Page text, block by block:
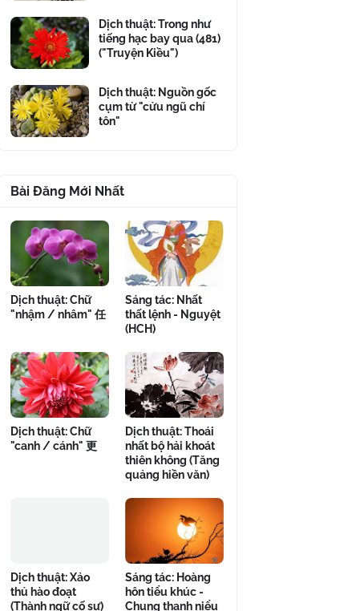
Dịch thuật: Trong như
tiếng hạc bay qua (481)
("Truyện Kiều")
Dịch thuật: Nguồn gốc
cụm từ "cửu ngũ chí
tôn"
Bài Đăng Mới Nhất
Dịch thuật: Chữ
"nhậm / nhâm" 任
Sáng tác: Nhất
thất lệnh - Nguyệt
(HCH)
Dịch thuật: Chữ
"canh / cánh" 更
Dịch thuật: Thoái
nhất bộ hải khoát
thiên không (Tăng
quảng hiền văn)
Dịch thuật: Xảo
thủ hào đoạt
(Thành ngữ cố sự)
Sáng tác: Hoàng
hôn tiểu khúc -
Chung thanh niểu